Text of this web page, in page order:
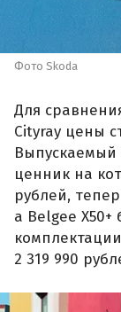
Фото Skoda
Для
Cityray цены
Выпускаемый
ценник на
рублей,
а Belgee X50+
2 319 990